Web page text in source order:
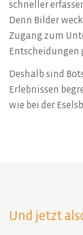
schneller
Denn Bilder
Zugang zum
Entscheidungen
Deshalb sind
Erlebnissen
wie bei der
Und jetzt